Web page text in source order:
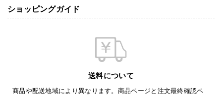
ショッピングガイド
送料について
商品や配送地域により異なります。商品ページと注文最終確認ペ